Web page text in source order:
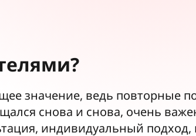
значение, ведь повторные
снова и снова, очень
индивидуальный подход,